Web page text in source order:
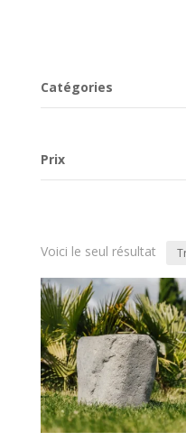
Catégories
Prix
Voici le seul résultat